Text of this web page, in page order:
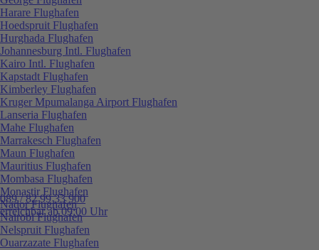
089 / 82 99 33 900
erreichbar ab 09:00 Uhr
Harare Flughafen
Hoedspruit Flughafen
Hurghada Flughafen
Johannesburg Intl. Flughafen
Kairo Intl. Flughafen
Kapstadt Flughafen
Kimberley Flughafen
Kruger Mpumalanga Airport Flughafen
Lanseria Flughafen
Mahe Flughafen
Marrakesch Flughafen
Maun Flughafen
Mauritius Flughafen
Mombasa Flughafen
Monastir Flughafen
Nador Flughafen
Nairobi Flughafen
Nelspruit Flughafen
Ouarzazate Flughafen